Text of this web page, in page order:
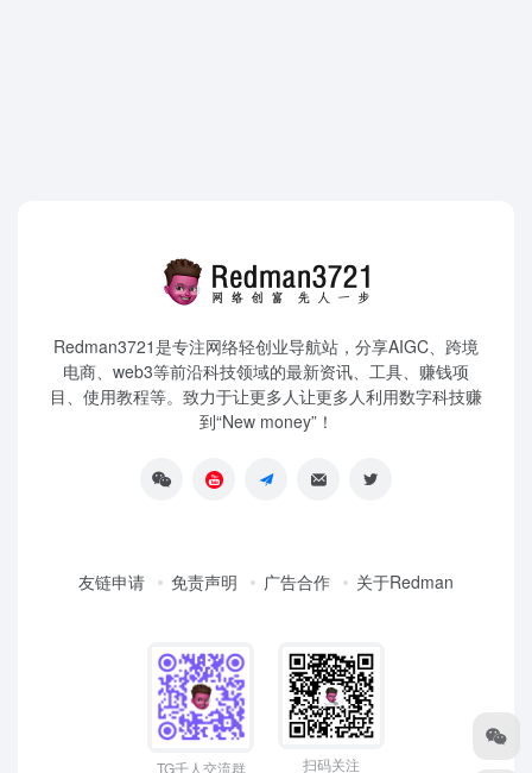
Redman3721是专注网络轻创业导航站，分享AIGC、跨境
电商、web3等前沿科技领域的最新资讯、工具、赚钱项
目、使用教程等。致力于让更多人让更多人利用数字科技赚
到“New money”！
友链申请 免责声明 广告合作 关于Redman
TG千人交流群 扫码关注